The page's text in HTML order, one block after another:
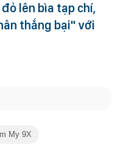
lên bìa tạp chí,
thắng bại" với
My 9X